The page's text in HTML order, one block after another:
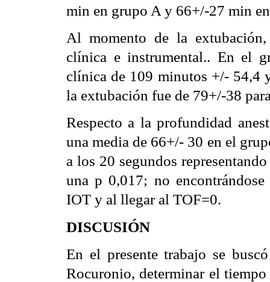
min en grupo A y 66+/-27 min
Al momento de la extubación,
clínica e instrumental.. En el
clínica de 109 minutos +/- 54,4
la extubación fue de 79+/-38
Respecto a la profundidad
una media de 66+/- 30 en el
a los 20 segundos
una p 0,017; no
IOT y al llegar al TOF=0.
DISCUSIÓN
En el presente trabajo se
Rocuronio, determinar el